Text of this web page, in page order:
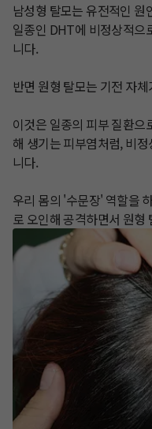
남성형 탈모는 유전적인
일종인 DHT에 비정상적으
니다.
반면 원형 탈모는 기전 자
이것은 일종의 피부 질환으
해 생기는 피부염처럼, 비
니다.
우리 몸의 '수문장' 역할을
로 오인해 공격하면서 원형